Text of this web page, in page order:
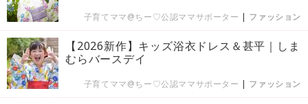
子育てママ@ちー♡公認ママサポーター | ファッション
【2026新作】キッズ浴衣ドレス＆甚平｜しま
むらバースデイ
子育てママ@ちー♡公認ママサポーター | ファッション